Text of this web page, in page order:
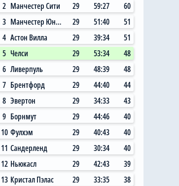
Сегодня, 11:14
Главный любитель
«привозов» в «Челси»
рад, что он теперь не
самый «старый дядя» в
клубе
2 Манчестер Сити 29 59:27
60
3
Манчестер Юнайтед 29 51:40
51
4 Астон Вилла 29 39:34
51
5 Челси 29 53:34
48
6 Ливерпуль 29 48:39
48
7 Брентфорд 29 44:40
44
8 Эвертон 29 34:33
43
9 Борнмут 29 44:46
40
10 Фулхэм 29 40:43
40
11 Сандерленд 29 30:34
40
12 Ньюкасл 29 42:43
39
13 Кристал Пэлас 29 33:35
38